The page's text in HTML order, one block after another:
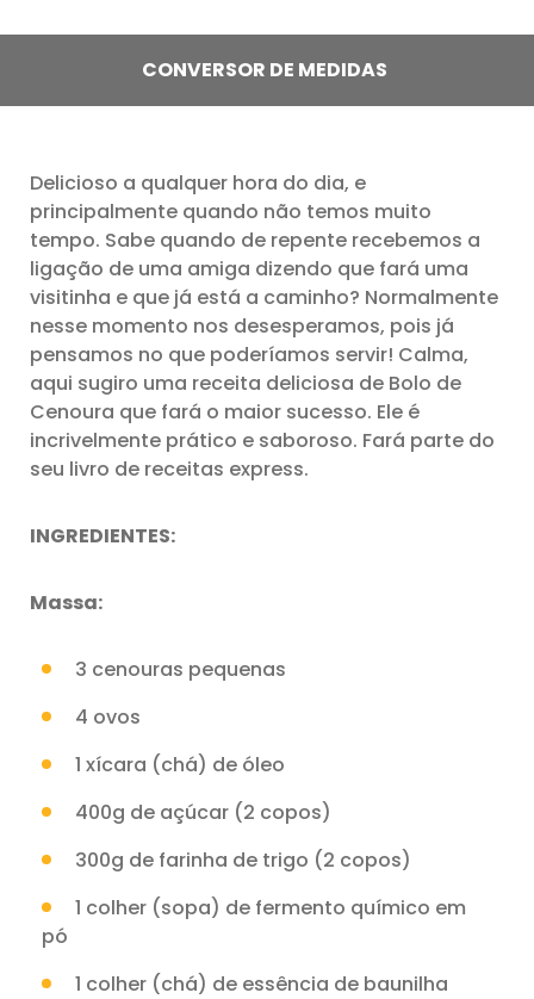
CONVERSOR DE MEDIDAS
Delicioso a qualquer hora do dia, e
principalmente quando não temos muito
tempo. Sabe quando de repente recebemos a
ligação de uma amiga dizendo que fará uma
visitinha e que já está a caminho? Normalmente
nesse momento nos desesperamos, pois já
pensamos no que poderíamos servir! Calma,
aqui sugiro uma receita deliciosa de Bolo de
Cenoura que fará o maior sucesso. Ele é
incrivelmente prático e saboroso. Fará parte do
seu livro de receitas express.
INGREDIENTES:
Massa:
3 cenouras pequenas
4 ovos
1 xícara (chá) de óleo
400g de açúcar (2 copos)
300g de farinha de trigo (2 copos)
1 colher (sopa) de fermento químico em
pó
1 colher (chá) de essência de baunilha